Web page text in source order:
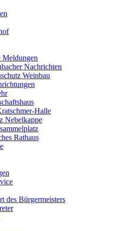
Meldungen
Nachrichten
Weinbau
Halle
Nebelkappe
Rathaus
des Bürgermeisters